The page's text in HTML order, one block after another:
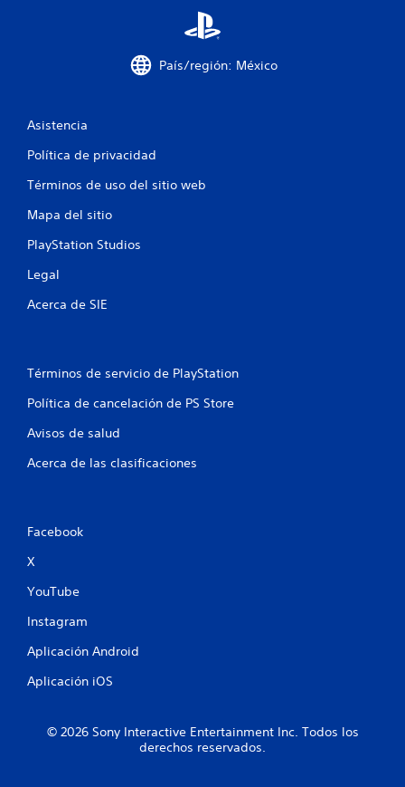
País/región: México
Asistencia
Política de privacidad
Términos de uso del sitio web
Mapa del sitio
PlayStation Studios
Legal
Acerca de SIE
Términos de servicio de PlayStation
Política de cancelación de PS Store
Avisos de salud
Acerca de las clasificaciones
Facebook
X
YouTube
Instagram
Aplicación Android
Aplicación iOS
© 2026 Sony Interactive Entertainment Inc. Todos los
derechos reservados.